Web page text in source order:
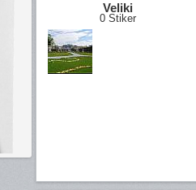
Veliki
0 Stiker